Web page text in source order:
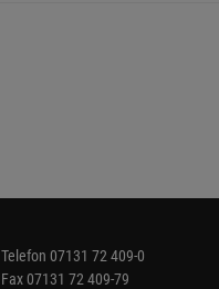
Telefon 07131 72 409-0
Fax07131 72 409-79